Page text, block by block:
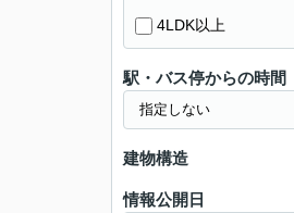
4LDK以上
駅・バス停からの時間
建物構造
情報公開日